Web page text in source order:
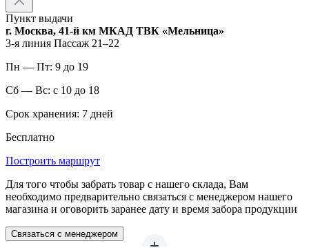
Пункт выдачи
г. Москва, 41-й км МКАД ТВК «Мельница»
3-я линия Пассаж 21–22
Пн — Пт: 9 до 19
Сб — Вс: с 10 до 18
Срок хранения: 7 дней
Бесплатно
Построить маршрут
Для того чтобы забрать товар с нашего склада, Вам
необходимо предварительно связаться с менеджером нашего
магазина и оговорить заранее дату и время забора продукции
Связаться с менеджером